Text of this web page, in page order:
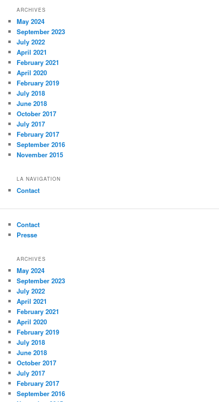
ARCHIVES
May 2024
September 2023
July 2022
April 2021
February 2021
April 2020
February 2019
July 2018
June 2018
October 2017
July 2017
February 2017
September 2016
November 2015
LA NAVIGATION
Contact
Contact
Presse
ARCHIVES
May 2024
September 2023
July 2022
April 2021
February 2021
April 2020
February 2019
July 2018
June 2018
October 2017
July 2017
February 2017
September 2016